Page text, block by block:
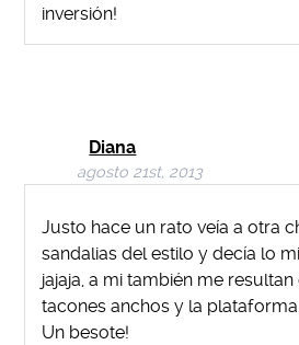
inversión!
Diana
agosto 21st, 2013
Justo hace un rato veía a otra
sandalias del estilo y decía lo
jajaja, a mi también me
tacones anchos y la plataforma.
Un besote!